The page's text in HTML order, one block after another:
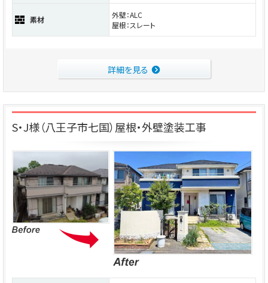
素材
外壁：ALC
屋根：スレート
詳細を見る
S・J様（八王子市七国）屋根・外壁塗装工事